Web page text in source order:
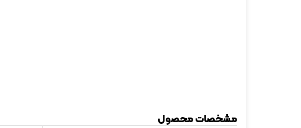
مشخصات محصول